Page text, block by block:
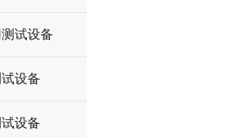
试设备
设备
设备